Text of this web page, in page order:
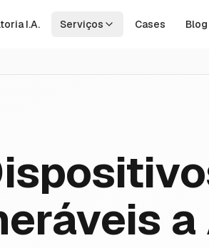
I.A. Serviços Cases Blog